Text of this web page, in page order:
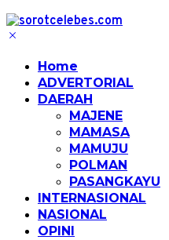
Home
ADVERTORIAL
DAERAH
MAJENE
MAMASA
MAMUJU
POLMAN
PASANGKAYU
INTERNASIONAL
NASIONAL
OPINI